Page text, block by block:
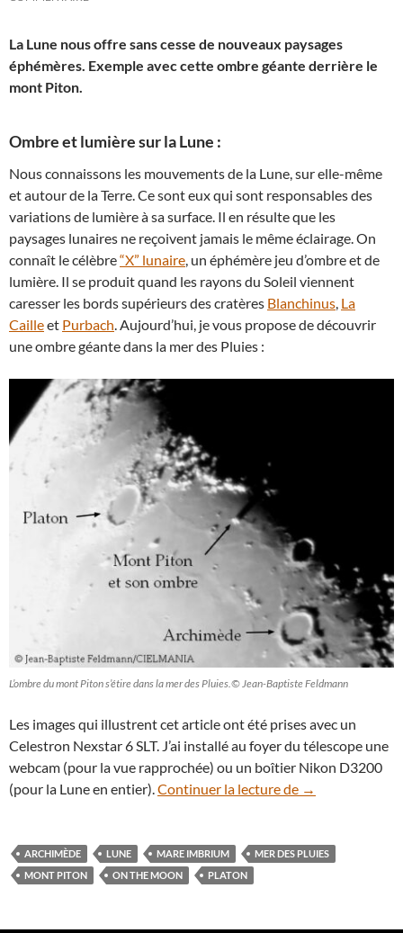
La Lune nous offre sans cesse de nouveaux paysages
éphémères. Exemple avec cette ombre géante derrière le
mont Piton.
Ombre et lumière sur la Lune :
Nous connaissons les mouvements de la Lune, sur elle-même
et autour de la Terre. Ce sont eux qui sont responsables des
variations de lumière à sa surface. Il en résulte que les
paysages lunaires ne reçoivent jamais le même éclairage. On
connaît le célèbre“X” lunaire , un éphémère jeu d’ombre et de
lumière. Il se produit quand les rayons du Soleil viennent
caresser les bords supérieurs des cratères Blanchinus La
Cailleet Purbach . Aujourd’hui, je vous propose de découvrir
une ombre géante dans la mer des Pluies :
L’ombre du mont Piton s’étire dans la mer des Pluies.© Jean-Baptiste Feldmann
Les images qui illustrent cet article ont été prises avec un
Celestron Nexstar 6 SLT. J’ai installé au foyer du télescope une
webcam (pour la vue rapprochée) ou un boîtier Nikon D3200
(pour la Lune en entier).Continuer la lecture de Ombre géante
→
ARCHIMÈDE LUNE MARE IMBRIUM
MER DES PLUIES
MONT PITON
ON THE MOON PLATON